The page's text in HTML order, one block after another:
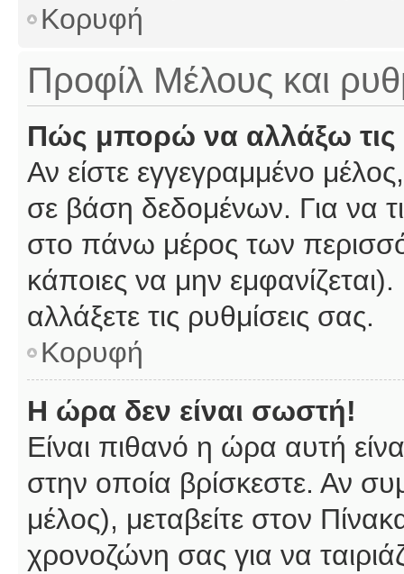
Κορυφή
Προφίλ Μέλους και
Πώς μπορώ να αλλάξω τις
Αν είστε εγγεγραμμένο
σε βάση δεδομένων. Για να
στο πάνω μέρος των
κάποιες να μην
αλλάξετε τις ρυθμίσεις σας.
Κορυφή
Η ώρα δεν είναι σωστή!
Είναι πιθανό η ώρα αυτή
στην οποία βρίσκεστε. Αν
μέλος), μεταβείτε στον
χρονοζώνη σας για να